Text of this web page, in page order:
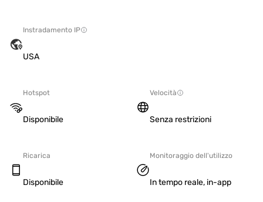
Instradamento IP
USA
Hotspot
Disponibile
Velocità
Senza restrizioni
Ricarica
Disponibile
Monitoraggio dell'utilizzo
In tempo reale, in-app